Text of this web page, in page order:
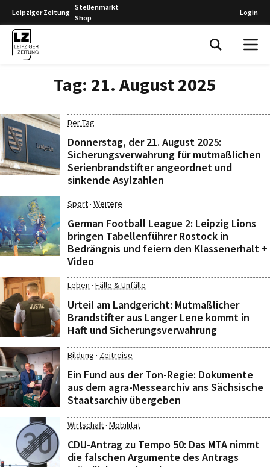
Leipziger Zeitung
Stellenmarkt
Shop
Login
Tag: 21. August 2025
Der Tag
Donnerstag, der 21. August 2025:
Sicherungsverwahrung für mutmaßlichen
Serienbrandstifter angeordnet und
sinkende Asylzahlen
Sport· Weitere
German Football League 2: Leipzig Lions
bringen Tabellenführer Rostock in
Bedrängnis und feiern den Klassenerhalt +
Video
Leben · Fälle & Unfälle
Urteil am Landgericht: Mutmaßlicher
Brandstifter aus Langer Lene kommt in
Haft und Sicherungsverwahrung
Bildung · Zeitreise
Ein Fund aus der Ton-Regie: Dokumente
aus dem agra-Messearchiv ans Sächsische
Staatsarchiv übergeben
Wirtschaft· Mobilität
CDU-Antrag zu Tempo 50: Das MTA nimmt
die falschen Argumente des Antrags